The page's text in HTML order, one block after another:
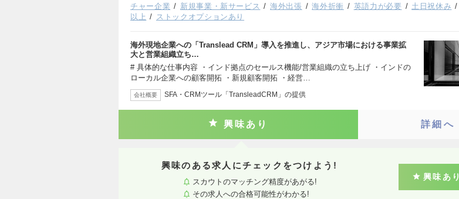
チャー企業
新規事業・新サービス 海外出張 海外折衝 英語力が必要 土日祝休み
以上
ストックオプションあり
海外現地企業への「Translead CRM」導入を推進し、アジア市場における事業拡
大と営業組織立ち…
# 具体的な仕事内容 ・インド拠点のセールス機能/営業組織の立ち上げ ・インドの
ローカル企業への顧客開拓 ・新規顧客開拓 ・経営…
会社概要 SFA・CRMツール「TransleadCRM」の提供
興味あり 詳細へ
興味のある求人にチェックをつけよう!
スカウトのマッチング精度があがる!
その求人への合格可能性がわかる!
興味あり